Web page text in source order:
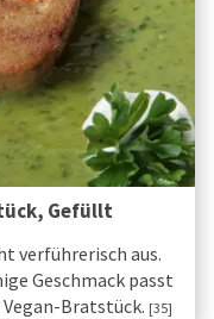
Gefüllt
verführerisch aus.
Geschmack passt
Bratstück. [35]